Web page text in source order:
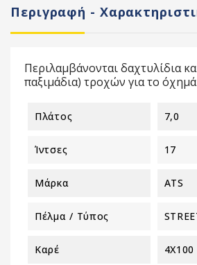
Περιγραφή -
Περιλαμβάνονται δαχτυλίδια
παξιμάδια) τροχών για το
Πλάτος 7,0
Ίντσες 17
Μάρκα ATS
Πέλμα / Τύπος
Καρέ 4X100